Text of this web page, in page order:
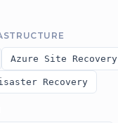
Azure Site Recovery
Recovery